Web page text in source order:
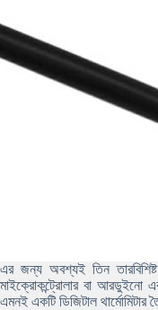
এর জন্য অবশ্যই তিন
মাইক্রোকন্ট্রোলার বা আরডুইনো
এমনই একটি ডিজিটাল থার্মোমিটার